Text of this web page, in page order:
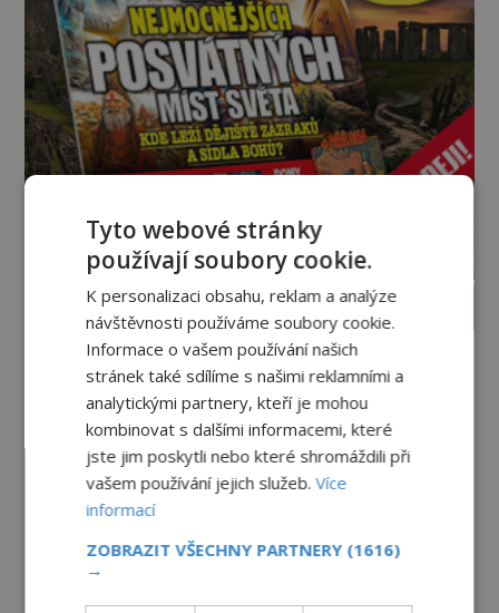
PROLISTOVAT ČASOPIS
Tyto webové stránky
používají soubory cookie.
K personalizaci obsahu, reklam a analýze
návštěvnosti používáme soubory cookie.
Informace o vašem používání našich
stránek také sdílíme s našimi reklamními a
analytickými partnery, kteří je mohou
kombinovat s dalšími informacemi, které
jste jim poskytli nebo které shromáždili při
vašem používání jejich služeb.Více
informací
ZOBRAZIT VŠECHNY PARTNERY (1616)
→